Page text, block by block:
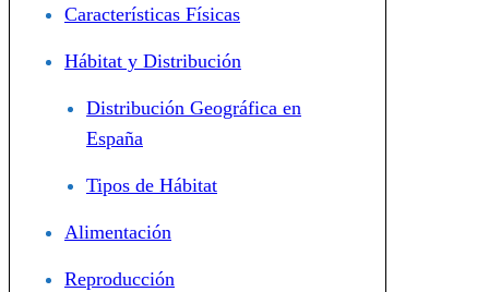
Características Físicas
Hábitat y Distribución
Distribución Geográfica en
España
Tipos de Hábitat
Alimentación
Reproducción